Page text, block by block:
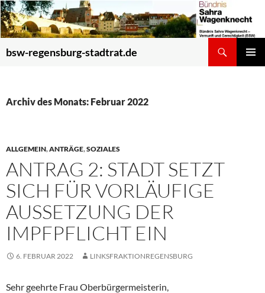
Zum
Inhalt
springen
bsw-regensburg-stadtrat.de
Archiv des Monats: Februar 2022
ALLGEMEIN,ANTRÄGE,SOZIALES
ANTRAG 2: STADT SETZT
SICH FÜR VORLÄUFIGE
AUSSETZUNG DER
IMPFPFLICHT EIN
6. FEBRUAR 2022 LINKSFRAKTIONREGENSBURG
Sehr geehrte Frau Oberbürgermeisterin,